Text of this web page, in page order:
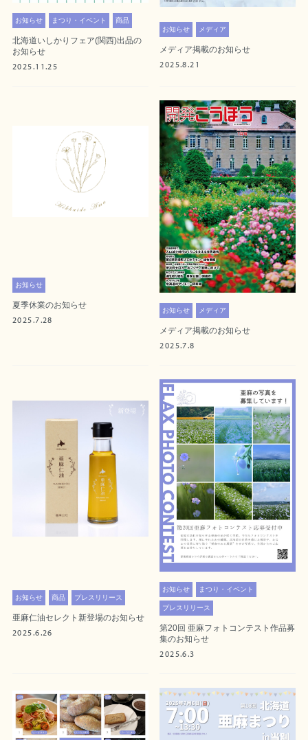
お知らせ まつり・イベント 商品
北海道いしかりフェア(関西)出品の
お知らせ
2025.11.25
お知らせ メディア
メディア掲載のお知らせ
2025.8.21
お知らせ
夏季休業のお知らせ
2025.7.28
お知らせ メディア
メディア掲載のお知らせ
2025.7.8
お知らせ 商品 プレスリリース
亜麻仁油セレクト新登場のお知らせ
2025.6.26
お知らせ まつり・イベント
プレスリリース
第20回 亜麻フォトコンテスト作品募
集のお知らせ
2025.6.3